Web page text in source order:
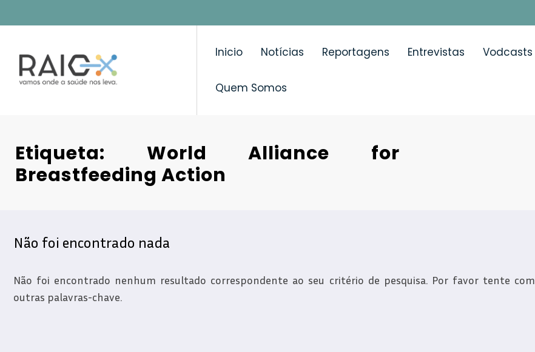
para
conteúdo
Inicio Notícias Reportagens Entrevistas Vodcasts
Quem Somos
Etiqueta: World Alliance for
Breastfeeding Action
Não foi encontrado nada
Não foi encontrado nenhum resultado correspondente ao seu critério de pesquisa. Por favor tente com
outras palavras-chave.